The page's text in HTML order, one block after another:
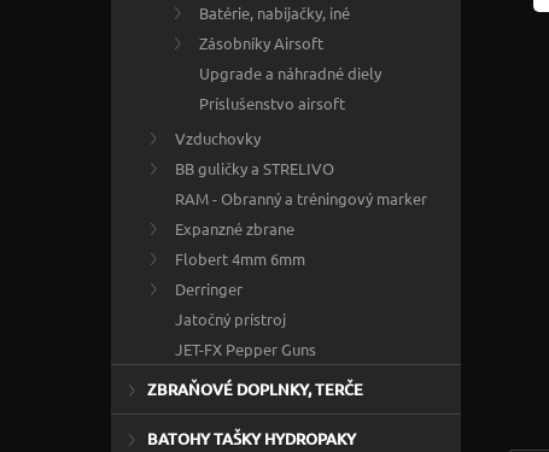
Batérie, nabíjačky, iné
Zásobníky Airsoft
Upgrade a náhradné diely
Príslušenstvo airsoft
Vzduchovky
BB guličky a STRELIVO
RAM - Obranný a tréningový marker
Expanzné zbrane
Flobert 4mm 6mm
Derringer
Jatočný prístroj
JET-FX Pepper Guns
ZBRAŇOVÉ DOPLNKY, TERČE
BATOHY TAŠKY HYDROPAKY